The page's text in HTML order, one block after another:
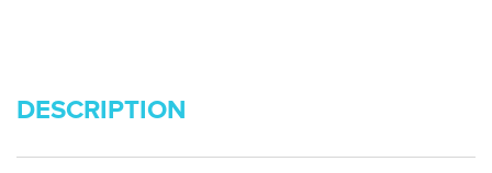
DESCRIPTION